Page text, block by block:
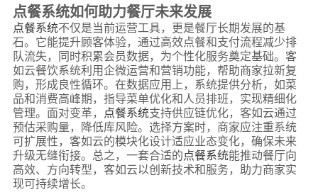
点餐系统如何助力餐厅未来发展
点餐系统不仅是当前运营工具，更是餐厅长期发展的基
石。它能提升顾客体验，通过高效点餐和支付流程减少排
队流失，同时积累会员数据，为个性化服务奠定基础。客
如云餐饮系统利用企微运营和营销功能，帮助商家拉新复
购，形成良性循环。在数据应用上，系统提供分析，如菜
品和消费高峰期，指导菜单优化和人员排班，实现精细化
管理。面对变革， 点餐系统支持供应链优化，客如云通过
预估采购量，降低库风险。选择方案时，商家应注重系统
可扩展性，客如云的模块化设计适应业态变化，确保未来
升级无缝衔接。总之，一套合适的点餐系统能推动餐厅向
高效、方向转型，客如云以创新技术和服务，助力商家实
现可持续增长。